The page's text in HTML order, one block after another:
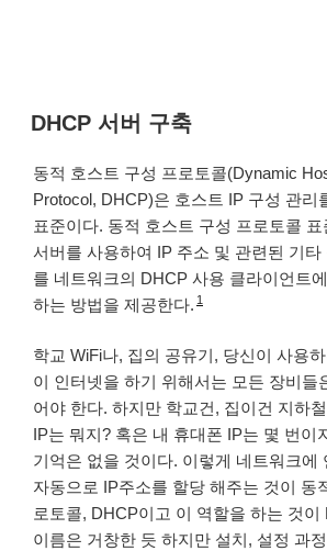
DHCP 서버 구축
동적 호스트 구성 프로토콜(Dynamic
Protocol, DHCP)은 호스트 IP 구성 관리
표준이다. 동적 호스트 구성 프로토콜
서버를 사용하여 IP 주소 및 관련된 기타
를 네트워크의 DHCP 사용 클라이언트
하는 방법을 제공한다. 1
학교 WiFi나, 집의 공유기, 당신이 사용
이 인터넷을 하기 위해서는 모든 장비들
어야 한다. 하지만 학교건, 집이건 지하
IP는 뭐지? 혹은 내 휴대폰 IP는 몇 번이
기억은 없을 것이다. 이렇게 네트워크에
자동으로 IP주소를 할당 해주는 것이 동
로토콜, DHCP이고 이 역할을 하는 것이
이름은 거창한 듯 하지만 설치, 설정 과